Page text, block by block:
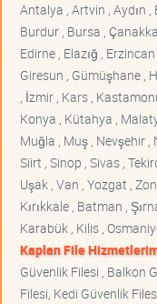
Antalya , Artvin , Aydın ,
Burdur , Bursa ,
Edirne , Elazığ ,
Giresun , Gümüşhane ,
, İzmir , Kars ,
Konya , Kütahya ,
Muğla , Muş , Nevşehir ,
Siirt , Sinop , Sivas ,
Uşak , Van , Yozgat ,
Kırıkkale , Batman ,
Karabük , Kilis ,
Kaplan File
Güvenlik Filesi , Balkon
Filesi, Kedi Güvenlik